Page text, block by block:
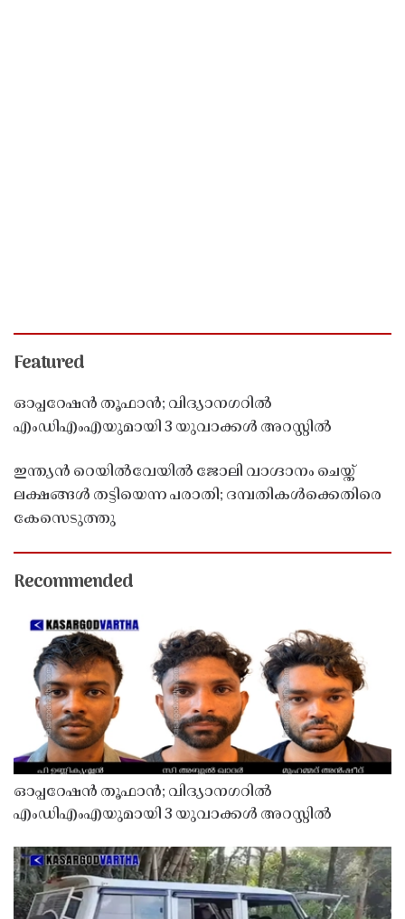
Featured
ഓപ്പറേഷൻ തൂഫാൻ; വിദ്യാനഗറിൽ
എംഡിഎംഎയുമായി 3 യുവാക്കൾ അറസ്റ്റിൽ
ഇന്ത്യൻ റെയിൽവേയിൽ ജോലി വാഗ്ദാനം ചെയ്ത്
ലക്ഷങ്ങൾ തട്ടിയെന്ന പരാതി; ദമ്പതികൾക്കെതിരെ
കേസെടുത്തു
Recommended
ഓപ്പറേഷൻ തൂഫാൻ; വിദ്യാനഗറിൽ
എംഡിഎംഎയുമായി 3 യുവാക്കൾ അറസ്റ്റിൽ